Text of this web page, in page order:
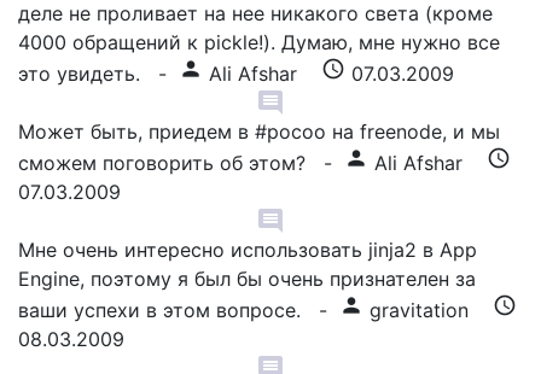
деле не проливает на нее никакого света (кроме
4000 обращений к pickle!). Думаю, мне нужно все
это увидеть.
- person Ali Afshar schedule 07.03.2009
comment
Может быть, приедем в #pocoo на freenode, и мы
сможем поговорить об этом?
- person Ali Afshar
schedule
07.03.2009
comment
Мне очень интересно использовать jinja2 в App
Engine, поэтому я был бы очень признателен за
ваши успехи в этом вопросе.
- person gravitation
schedule
08.03.2009
comment